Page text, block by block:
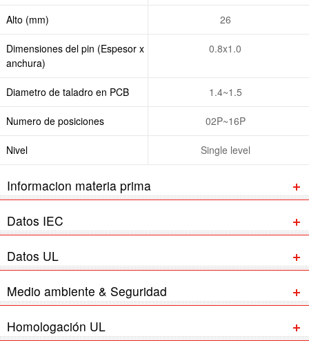
Alto (mm) 26
Dimensiones del pin (Espesor x
anchura)
0.8x1.0
Diametro de taladro en PCB 1.4~1.5
Numero de posiciones 02P~16P
Nivel Single level
Informacion materia prima
Datos IEC
Datos UL
Medio ambiente & Seguridad
Homologación UL